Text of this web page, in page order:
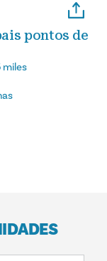
pontos de
miles